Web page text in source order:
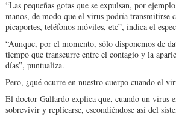
“Las pequeñas gotas que se expulsan, por
manos, de modo que el virus podría transmitirse
picaportes, teléfonos móviles, etc”, indica el
“Aunque, por el momento, sólo disponemos de
tiempo que transcurre entre el contagio y la
días”, puntualiza.
Pero, ¿qué ocurre en nuestro cuerpo cuando el
El doctor Gallardo explica que, cuando un virus
sobrevivir y replicarse, escondiéndose así del